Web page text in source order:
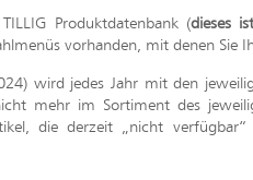
Produktdatenbank (dieses
vorhanden, mit denen Sie
wird jedes Jahr mit den
mehr im Sortiment des
die derzeit „nicht